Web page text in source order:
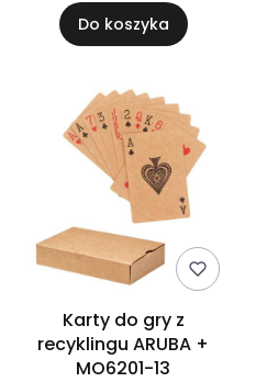
Do koszyka
Karty do gry z
recyklingu ARUBA +
MO6201-13